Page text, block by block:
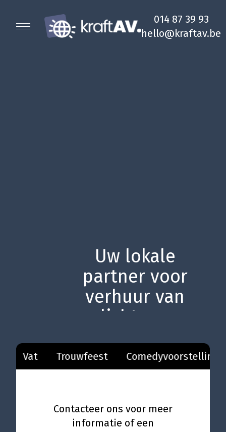
014 87 39 93
hello@kraftav.be
Uw lokale
partner voor
verhuur van
licht- en
geluidsmateriaal
voor uw feestjes
Trouwfeest Comedyvoorstelling
Contacteer ons voor meer
informatie of een